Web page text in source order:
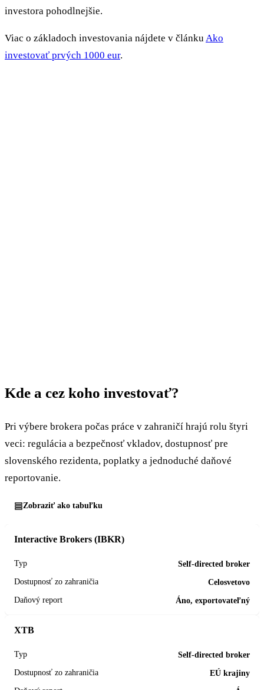
investora pohodlnejšie.
Viac o základoch investovania nájdete v článku Ako
investovať prvých 1000 eur.
Kde a cez koho investovať?
Pri výbere brokera počas práce v zahraničí hrajú rolu štyri
veci: regulácia a bezpečnosť vkladov, dostupnosť pre
slovenského rezidenta, poplatky a jednoduché daňové
reportovanie.
Zobraziť ako tabuľku
Interactive Brokers (IBKR)
Self-directed broker
Celosvetovo
Áno, exportovateľný
XTB
Self-directed broker
EÚ krajiny